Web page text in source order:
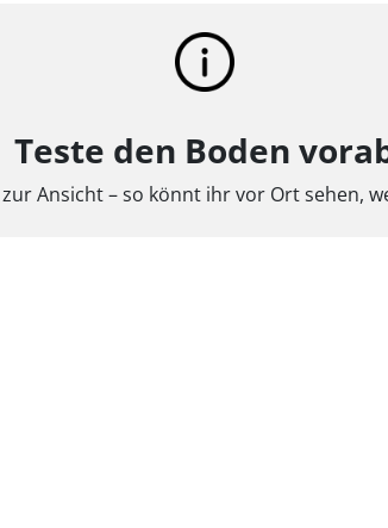
Teste den Boden
Ansicht – so könnt ihr vor Ort sehen,